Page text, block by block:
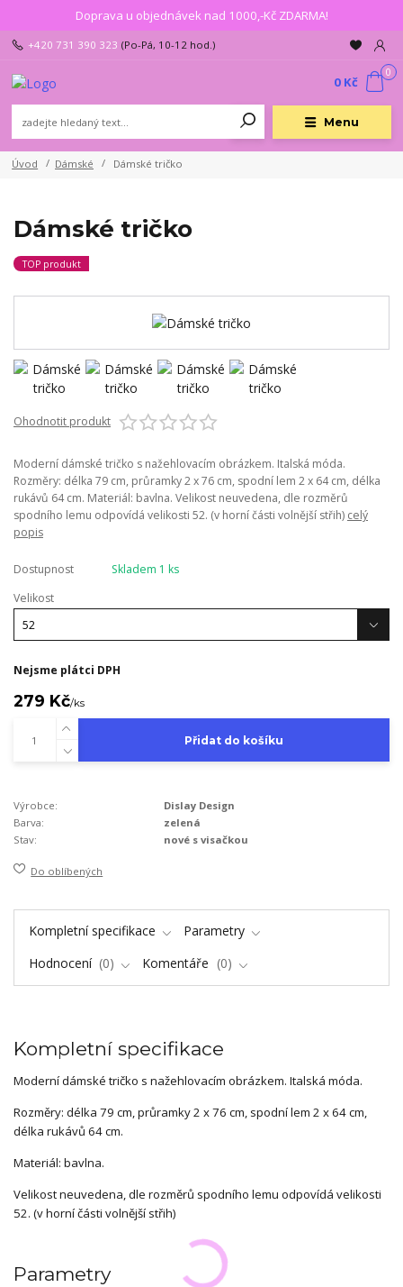
Doprava u objednávek nad 1000,-Kč ZDARMA!
Menu
+420 731 390 323 (Po-Pá, 10-12 hod.)
0
0 Kč
Úvod Dámské Dámské tričko
Dámské tričko
TOP produkt
Ohodnotit produkt
Moderní dámské tričko s nažehlovacím obrázkem. Italská móda.
Rozměry: délka 79 cm, průramky 2 x 76 cm, spodní lem 2 x 64 cm, délka
rukávů 64 cm. Materiál: bavlna. Velikost neuvedena, dle rozměrů
spodního lemu odpovídá velikosti 52. (v horní části volnější střih) celý
popis
Dostupnost
Skladem 1 ks
Velikost
Nejsme plátci DPH
279 Kč/ks
Přidat do košíku
Výrobce:
Dislay Design
Barva:
zelená
Stav:
nové s visačkou
Do oblíbených
Kompletní specifikace
Parametry
Hodnocení
0 Komentáře 0
Kompletní specifikace
Moderní dámské tričko s nažehlovacím obrázkem. Italská móda.
Rozměry: délka 79 cm, průramky 2 x 76 cm, spodní lem 2 x 64 cm,
délka rukávů 64 cm.
Materiál: bavlna.
Velikost neuvedena, dle rozměrů spodního lemu odpovídá velikosti
52. (v horní části volnější střih)
Parametry